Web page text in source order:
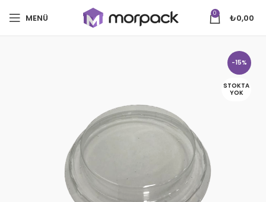
MENÜ 0 ₺0,00
-15%
STOKTA
YOK